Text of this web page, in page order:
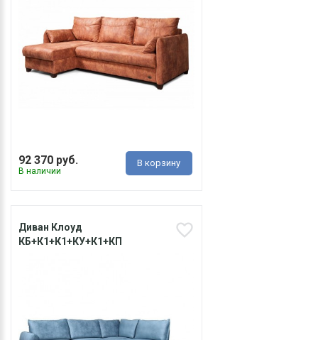
92 370 руб.
В наличии
В корзину
Диван Клоуд
КБ+К1+К1+КУ+К1+КП